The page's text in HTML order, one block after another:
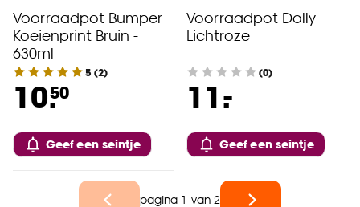
Voorraadpot Bumper
Koeienprint Bruin -
630ml
5 (2)
10.50
Geef een seintje
Voorraadpot Dolly
Lichtroze
(0)
11.
-
Geef een seintje
pagina 1 van 2